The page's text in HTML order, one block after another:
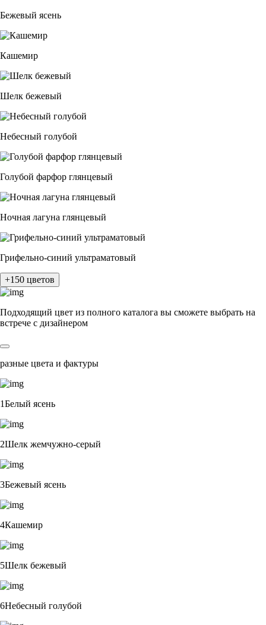
Бежевый ясень
Кашемир
Шелк бежевый
Небесный голубой
Голубой фарфор глянцевый
Ночная лагуна глянцевый
Грифельно-синий ультраматовый
+150 цветов
Подходящий цвет из полного каталога вы сможете выбрать на
встрече с дизайнером
разные цвета и фактуры
1Белый ясень
2Шелк жемчужно-серый
3Бежевый ясень
4Кашемир
5Шелк бежевый
6Небесный голубой